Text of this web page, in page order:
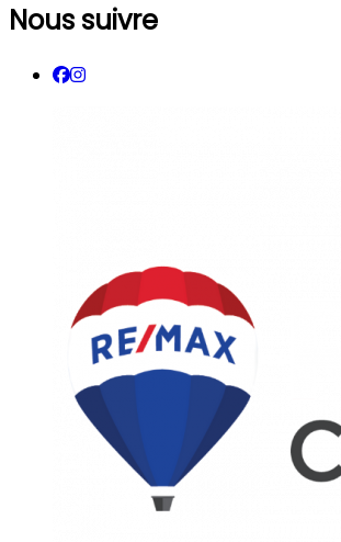
Nous suivre